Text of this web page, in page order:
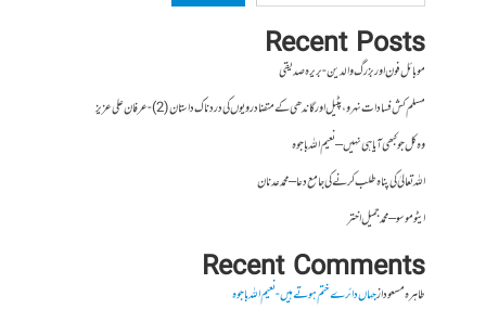
Recent Posts
موبائل فون اور بزرگ والدین- بریرہ صدیقی
مسلم کش فسادات نہرو، پٹیل اور گاندھی کے متضاد رویوں کی درد ناک داستان (2)- عرفان علی عزیز
وہ کل جو کبھی آیا ہی نہیں – نعیم اللہ باجوہ
اللہ تعالیٰ کی پناہ طلب کرنے کی جامع دعا – محمد عدنان
ایٹوموسو – محمد جمیل اختر
Recent Comments
طاہرہ مسعودازجہاں دائرے ختم ہوتے ہیں- نعیم اللہ باجوہ